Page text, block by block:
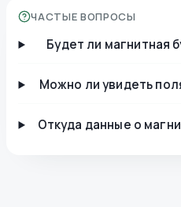
ЧАСТЫЕ ВОПРОСЫ
Будет ли магнитная
Можно ли увидеть
Откуда данные о